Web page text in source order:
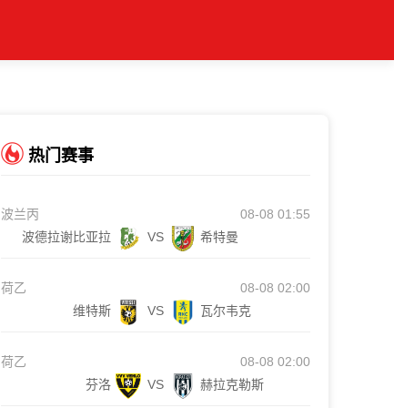
热门赛事
波兰丙
08-08 01:55
波德拉谢比亚拉
VS 希特曼
荷乙
08-08 02:00
维特斯
VS 瓦尔韦克
荷乙
08-08 02:00
芬洛
VS 赫拉克勒斯